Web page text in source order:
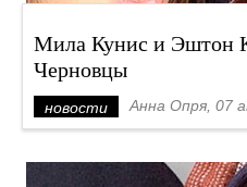
Мила Кунис и Эштон
Черновцы
новости Анна Опря, 07